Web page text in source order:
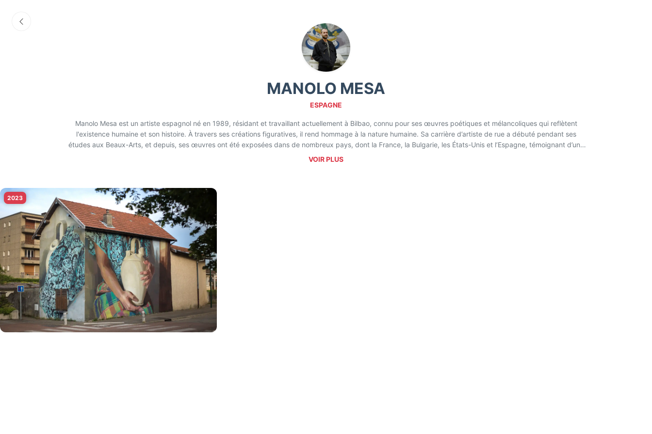
MANOLO MESA
ESPAGNE
Manolo Mesa est un artiste espagnol né en 1989, résidant et travaillant actuellement à Bilbao, connu pour ses œuvres poétiques et mélancoliques qui reflètent
l'existence humaine et son histoire. À travers ses créations figuratives, il rend hommage à la nature humaine. Sa carrière d’artiste de rue a débuté pendant ses
études aux Beaux-Arts, et depuis, ses œuvres ont été exposées dans de nombreux pays, dont la France, la Bulgarie, les États-Unis et l’Espagne, témoignant d’une
métaphore de la vie et de la solitude, allant au-delà du physique.
de la vie quotidienne, célèbre la résilience et l'identité humaine, propulsant Manolo Mesa comme une figure montante dans le domaine de l'art de la rue.
VOIR PLUS
2023